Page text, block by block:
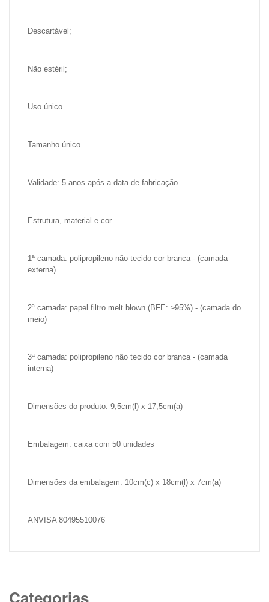
Descartável;
Não estéril;
Uso único.
Tamanho único
Validade: 5 anos após a data de fabricação
Estrutura, material e cor
1ª camada: polipropileno não tecido cor branca - (camada
externa)
2ª camada: papel filtro melt blown (BFE: ≥95%) - (camada do
meio)
3ª camada: polipropileno não tecido cor branca - (camada
interna)
Dimensões do produto: 9,5cm(l) x 17,5cm(a)
Embalagem: caixa com 50 unidades
Dimensões da embalagem: 10cm(c) x 18cm(l) x 7cm(a)
ANVISA 80495510076
Categorias